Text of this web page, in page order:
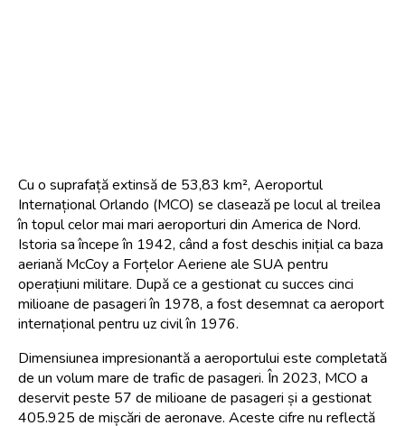
Cu o suprafață extinsă de 53,83 km², Aeroportul
Internațional Orlando (MCO) se clasează pe locul al treilea
în topul celor mai mari aeroporturi din America de Nord.
Istoria sa începe în 1942, când a fost deschis inițial ca baza
aeriană McCoy a Forțelor Aeriene ale SUA pentru
operațiuni militare. După ce a gestionat cu succes cinci
milioane de pasageri în 1978, a fost desemnat ca aeroport
internațional pentru uz civil în 1976.
Dimensiunea impresionantă a aeroportului este completată
de un volum mare de trafic de pasageri. În 2023, MCO a
deservit peste 57 de milioane de pasageri și a gestionat
405.925 de mișcări de aeronave. Aceste cifre nu reflectă